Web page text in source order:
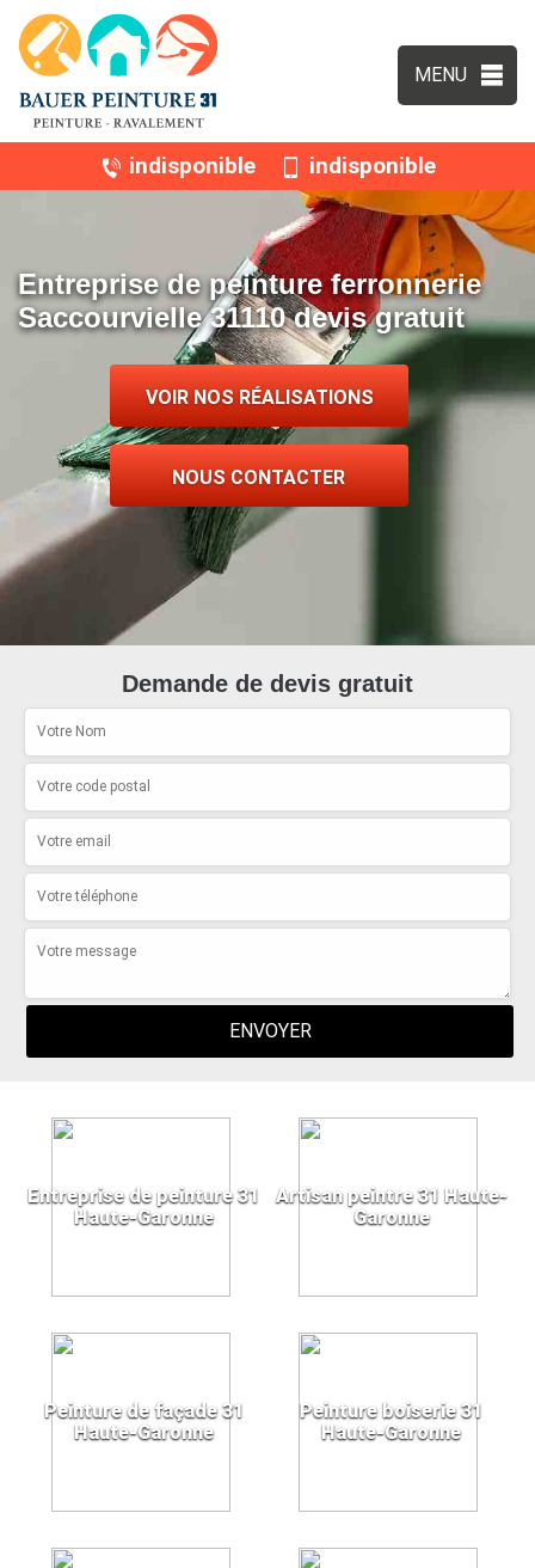
MENU
indisponible indisponible
Entreprise de peinture ferronnerie
Saccourvielle 31110 devis gratuit
VOIR NOS RÉALISATIONS
NOUS CONTACTER
Demande de devis gratuit
Entreprise de peinture 31
Haute-Garonne
Artisan peintre 31 Haute-
Garonne
Peinture de façade 31
Haute-Garonne
Peinture boiserie 31
Haute-Garonne